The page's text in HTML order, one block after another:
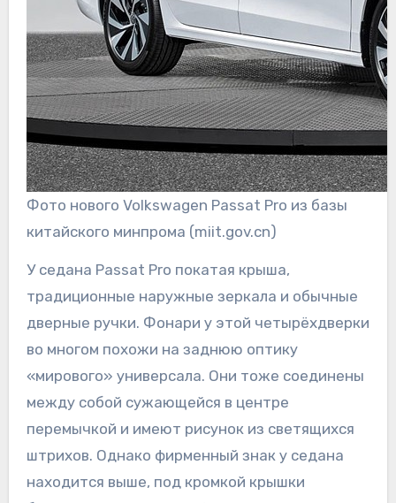
Фото нового Volkswagen Passat Pro из базы
китайского минпрома (miit.gov.cn)
У седана Passat Pro покатая крыша,
традиционные наружные зеркала и обычные
дверные ручки. Фонари у этой четырёхдверки
во многом похожи на заднюю оптику
«мирового» универсала. Они тоже соединены
между собой сужающейся в центре
перемычкой и имеют рисунок из светящихся
штрихов. Однако фирменный знак у седана
находится выше, под кромкой крышки